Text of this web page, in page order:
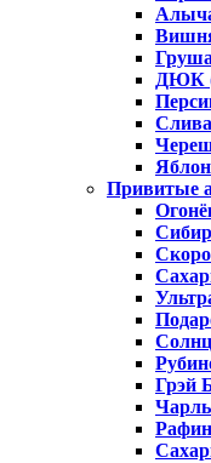
ДЮК
Слива
Привитые
Грэй